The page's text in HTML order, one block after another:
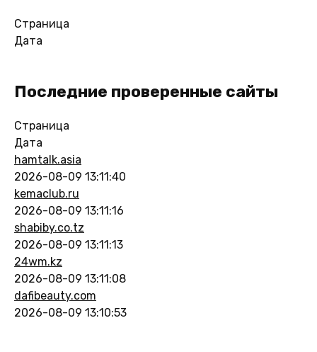
Страница
Дата
Последние проверенные сайты
Страница
Дата
hamtalk.asia
2026-08-09 13:11:40
kemaclub.ru
2026-08-09 13:11:16
shabiby.co.tz
2026-08-09 13:11:13
24wm.kz
2026-08-09 13:11:08
dafibeauty.com
2026-08-09 13:10:53